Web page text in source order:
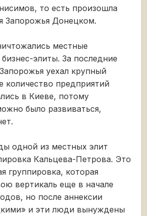
то есть произошла
Запорожья Донецком.
местные
элиты. За последние
уехал крупный
количество предприятий
в Киеве, потому
было развиваться,
одной из местных элит
Кальцева-Петрова. Это
группировка, которая
вертикаль еще в начале
но после аннексии
и эти люди вынуждены